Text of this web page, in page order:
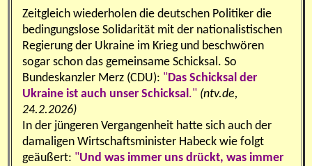
Zeitgleich wiederholen die deutschen Politiker die
bedingungslose Solidarität mit der nationalistischen
Regierung der Ukraine im Krieg und beschwören
sogar schon das gemeinsame Schicksal. So
Bundeskanzler Merz (CDU): "Das Schicksal der
Ukraine ist auch unser Schicksal." (ntv.de,
24.2.2026)
In der jüngeren Vergangenheit hatte sich auch der
damaligen Wirtschaftsminister Habeck wie folgt
geäußert: "Und was immer uns drückt, was immer